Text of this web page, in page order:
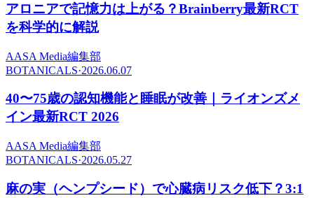
アロニアで記憶力は上がる？Brainberry最新RCT
を科学的に解説
AASA Media編集部
BOTANICALS·2026.06.07
40〜75歳の認知機能と睡眠が改善｜ライオンズメ
イン最新RCT 2026
AASA Media編集部
BOTANICALS·2026.05.27
麻の実（ヘンプシード）で心臓病リスク低下？3:1